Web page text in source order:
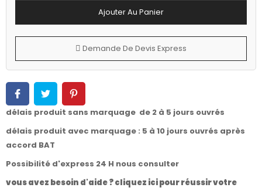
Ajouter Au Panier
Demande De Devis Express
délais produit sans marquage de 2 à 5 jours ouvrés
délais produit avec marquage : 5 à 10 jours ouvrés après
accord BAT
Possibilité d'express 24 H nous consulter
vous avez besoin d'aide ? cliquez ici pour réussir votre